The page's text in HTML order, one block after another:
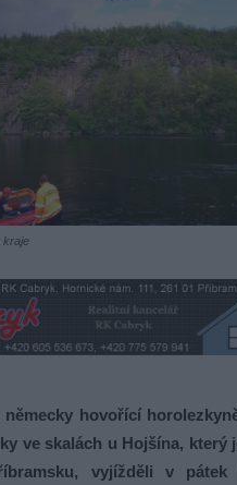
kraje
německy hovořící
ve skalách u Hojšína, který
vyjížděli v pátek